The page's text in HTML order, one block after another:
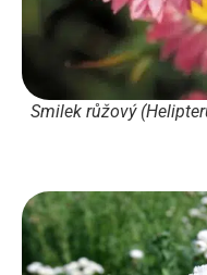
Smilek růžový